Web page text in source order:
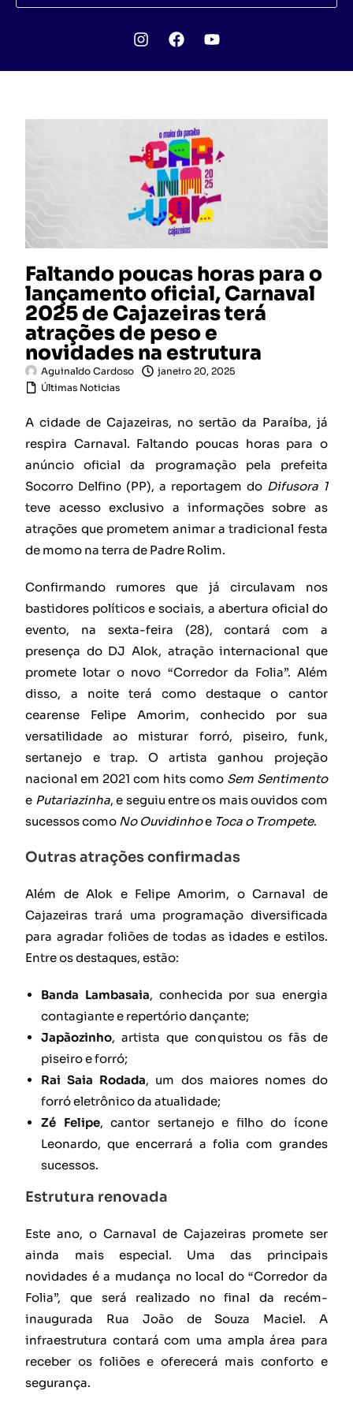
Faltando poucas horas para o
lançamento oficial, Carnaval
2025 de Cajazeiras terá
atrações de peso e
novidades na estrutura
Aguinaldo Cardoso
janeiro 20, 2025
Últimas Noticias
A cidade de Cajazeiras, no sertão da Paraíba, já
respira Carnaval. Faltando poucas horas para o
anúncio oficial da programação pela prefeita
Socorro Delfino (PP), a reportagem do Difusora 1
teve acesso exclusivo a informações sobre as
atrações que prometem animar a tradicional festa
de momo na terra de Padre Rolim.
Confirmando rumores que já circulavam nos
bastidores políticos e sociais, a abertura oficial do
evento, na sexta-feira (28), contará com a
presença do DJ Alok, atração internacional que
promete lotar o novo “Corredor da Folia”. Além
disso, a noite terá como destaque o cantor
cearense Felipe Amorim, conhecido por sua
versatilidade ao misturar forró, piseiro, funk,
sertanejo e trap. O artista ganhou projeção
nacional em 2021 com hits como Sem Sentimento
e Putariazinha, e seguiu entre os mais ouvidos com
sucessos como No Ouvidinhoe Toca o Trompete.
Outras atrações confirmadas
Além de Alok e Felipe Amorim, o Carnaval de
Cajazeiras trará uma programação diversificada
para agradar foliões de todas as idades e estilos.
Entre os destaques, estão:
Banda Lambasaia, conhecida por sua energia
contagiante e repertório dançante;
Japãozinho, artista que conquistou os fãs de
piseiro e forró;
Rai Saia Rodada, um dos maiores nomes do
forró eletrônico da atualidade;
Zé Felipe, cantor sertanejo e filho do ícone
Leonardo, que encerrará a folia com grandes
sucessos.
Estrutura renovada
Este ano, o Carnaval de Cajazeiras promete ser
ainda mais especial. Uma das principais
novidades é a mudança no local do “Corredor da
Folia”, que será realizado no final da recém-
inaugurada Rua João de Souza Maciel. A
infraestrutura contará com uma ampla área para
receber os foliões e oferecerá mais conforto e
segurança.